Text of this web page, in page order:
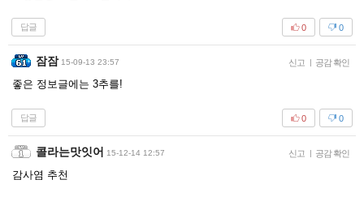
답글 0
0
잠잠 15-09-13 23:57 신고 | 공감 확인
좋은 정보글에는 3추를!
답글 0
0
콜라는맛잇어 15-12-14 12:57 신고 | 공감 확인
감사염 추천